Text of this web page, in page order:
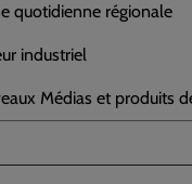
quotidienne régionale
industriel
Médias et produits